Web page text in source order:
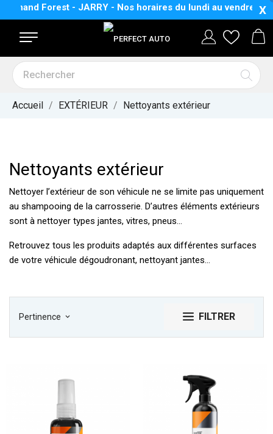
- JARRY - Nos horairesdu lundi au vendredi :8 H 30 à 16
X
Accueil EXTÉRIEUR Nettoyants extérieur
Nettoyants extérieur
Nettoyer l’extérieur de son véhicule ne se limite pas uniquement
au shampooing de la carrosserie. D’autres éléments extérieurs
sont à nettoyer types jantes, vitres, pneus...
Retrouvez tous les produits adaptés aux différentes surfaces
de votre véhicule dégoudronant, nettoyant jantes...
Pertinence keyboard_arrow_down FILTRER